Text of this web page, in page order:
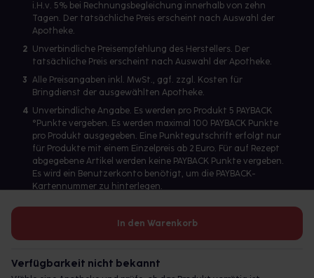
In den Warenkorb
Verfügbarkeit nicht bekannt
i.H.v. 5% bei Rechnungsbegleichung innerhalb von zehn
Tagen. Der tatsächliche Preis erscheint nach Auswahl der
Apotheke.
2 Unverbindliche Preisempfehlung des Herstellers. Der
tatsächliche Preis erscheint nach Auswahl der Apotheke.
3 Alle Preisangaben inkl. MwSt., ggf. zzgl. Kosten für
Bringdienst der ausgewählten Apotheke.
4 Unverbindliche Angabe. Es werden pro Produkt 5 PAYBACK
°Punkte vergeben. Es werden maximal 100 PAYBACK Punkte
pro Produkt ausgegeben. Eine Punktegutschrift erfolgt nur
für Produkte mit einem Einzelpreis ab 2 Euro. Für auf Rezept
abgegebene Artikel werden keine PAYBACK Punkte vergeben.
Es wird ein Benutzerkonto benötigt, um die PAYBACK-
Kartennummer zu hinterlegen.
Betreiber des Portals und verantwortlich: gesund.de GmbH &
© 2026 gesund.de GmbH & Co. KG